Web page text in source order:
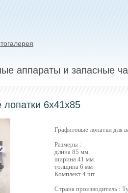
аппараты и запасные
6х41х85
Графитовые лопатки для
Размеры :
длина 85 мм.
ширина 41 мм.
толщина 6 мм
Комплект 4 шт
Страна производитель :